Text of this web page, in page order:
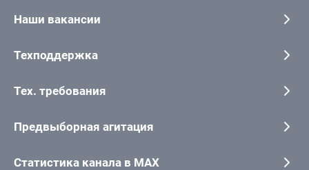
Наши вакансии
Техподдержка
Тех. требования
Предвыборная агитация
Статистика канала в MAX